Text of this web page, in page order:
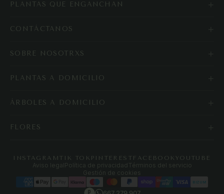
PLANTAS QUE ENGANCHAN
CONTÁCTANOS
SOBRE NOSOTRXS
PLANTAS A DOMICILIO
ÁRBOLES A DOMICILIO
FLORES
INSTAGRAM TIK TOK PINTEREST FACEBOOK YOUTUBE
Aviso legal Política de privacidad Términos del servicio
Gestión de cookies
BIZUM